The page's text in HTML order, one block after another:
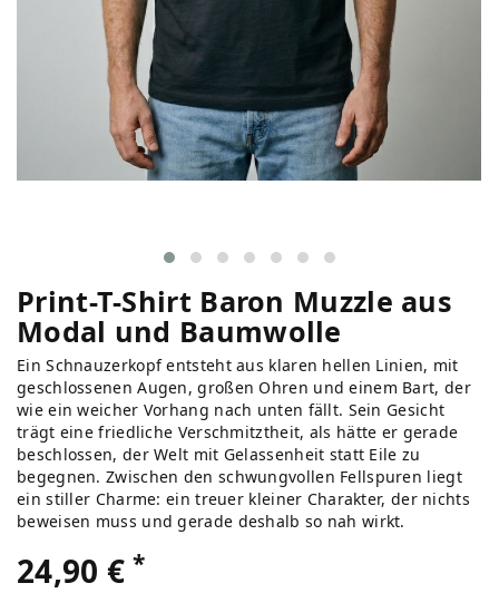
Print-T-Shirt Baron Muzzle aus
Modal und Baumwolle
Ein Schnauzerkopf entsteht aus klaren hellen Linien, mit
geschlossenen Augen, großen Ohren und einem Bart, der
wie ein weicher Vorhang nach unten fällt. Sein Gesicht
trägt eine friedliche Verschmitztheit, als hätte er gerade
beschlossen, der Welt mit Gelassenheit statt Eile zu
begegnen. Zwischen den schwungvollen Fellspuren liegt
ein stiller Charme: ein treuer kleiner Charakter, der nichts
beweisen muss und gerade deshalb so nah wirkt.
24,90 €*